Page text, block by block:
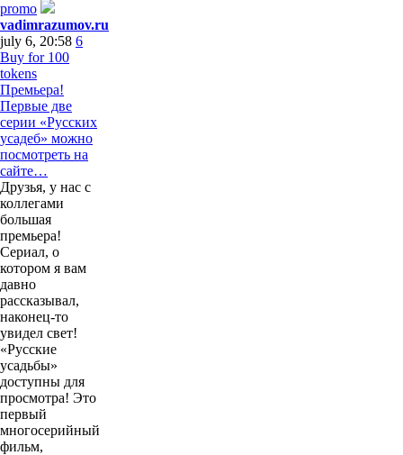
promo
vadimrazumov.ru
july 6, 20:58 6
Buy for 100
tokens
Премьера!
Первые две
серии «Русских
усадеб» можно
посмотреть на
сайте…
Друзья, у нас с
коллегами
большая
премьера!
Сериал, о
котором я вам
давно
рассказывал,
наконец-то
увидел свет!
«Русские
усадьбы»
доступны для
просмотра! Это
первый
многосерийный
фильм,